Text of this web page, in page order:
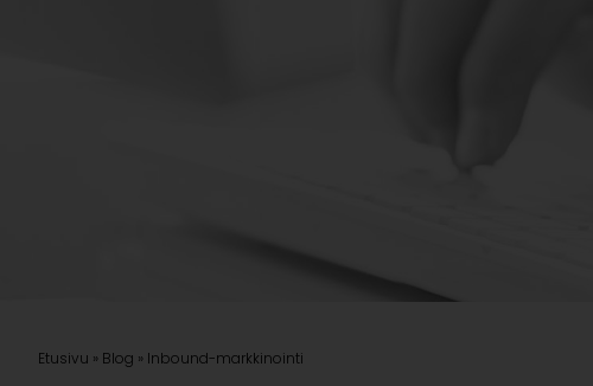
Etusivu » Blog » Inbound-markkinointi